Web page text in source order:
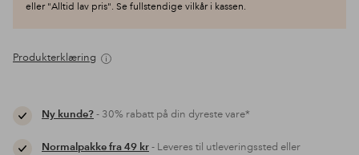
eller "Alltid lav pris". Se fullstendige vilkår i kassen.
Produkterklæring
Ny kunde?- 30% rabatt på din dyreste vare*
Normalpakke fra 49 kr- Leveres til utleveringssted eller